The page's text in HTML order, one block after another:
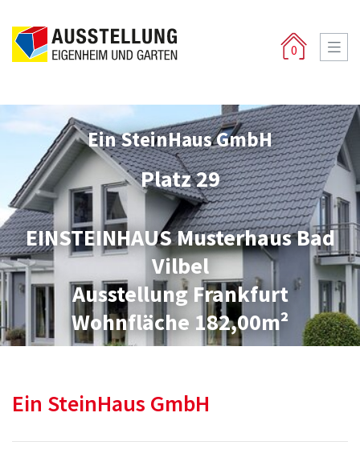
0
Ein SteinHaus GmbH
Platz 29
EINSTEINHAUS Musterhaus Bad
Vilbel
Ausstellung Frankfurt
Wohnfläche 182,00m²
Ein SteinHaus GmbH